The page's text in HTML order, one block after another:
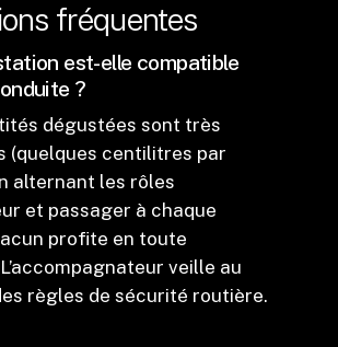
fréquentes
est-elle compatible
?
dégustées sont très
(quelques centilitres par
alternant les rôles
et passager à chaque
profite en toute
veille au
règles de sécurité routière.